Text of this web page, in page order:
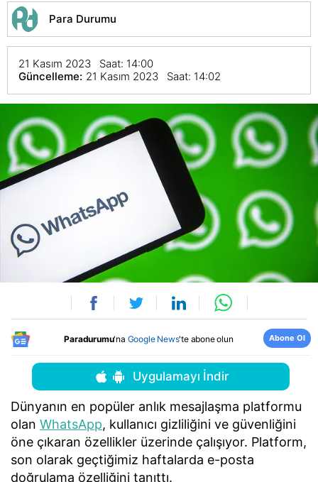
Para Durumu
21 Kasım 2023 Saat: 14:00
Güncelleme: 21 Kasım 2023 Saat: 14:02
Paradurumu'na Google News'te abone olun Abone Ol
Uygulamayı İndir
Dünyanın en popüler anlık mesajlaşma platformu
olan WhatsApp, kullanıcı gizliliğini ve güvenliğini
öne çıkaran özellikler üzerinde çalışıyor. Platform,
son olarak geçtiğimiz haftalarda e-posta
doğrulama özelliğini tanıttı.